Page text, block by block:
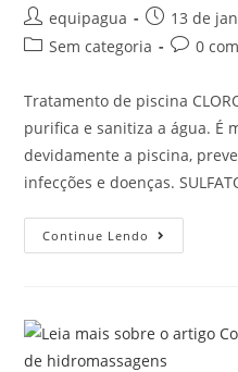
equipagua
13 de
Sem categoria
0
Tratamento de piscina
purifica e sanitiza a água. É
devidamente a piscina,
infecções e doenças.
Continue Lendo